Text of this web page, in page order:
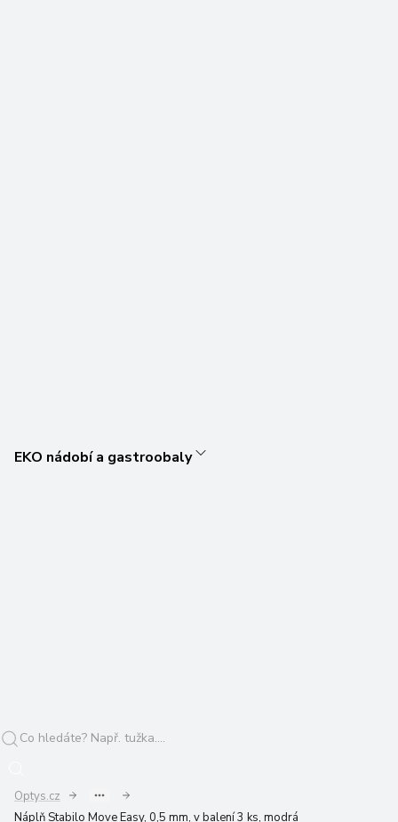
EKO nádobí a gastroobaly
Optys.cz
Náplň Stabilo Move Easy, 0,5 mm, v balení 3 ks, modrá